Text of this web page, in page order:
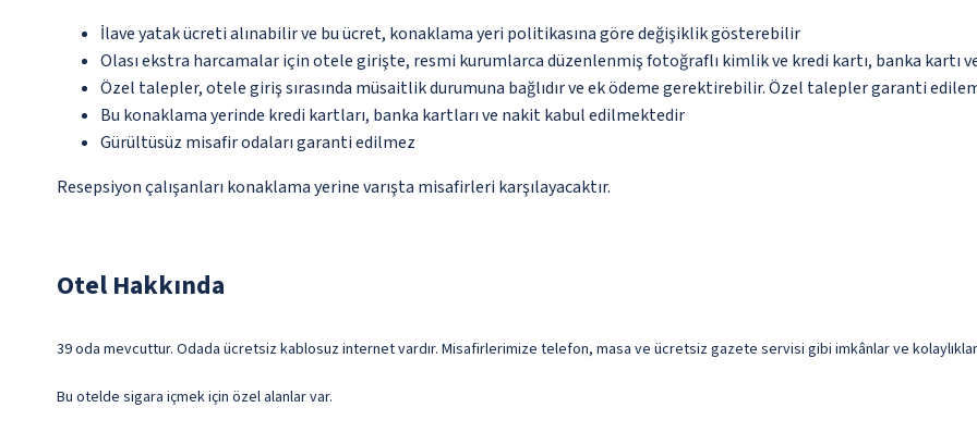
İlave yatak ücreti alınabilir ve bu ücret, konaklama yeri politikasına göre değişiklik gösterebilir
Olası ekstra harcamalar için otele girişte, resmi kurumlarca düzenlenmiş fotoğraflı kimlik ve kredi kartı, banka kartı
Özel talepler, otele giriş sırasında müsaitlik durumuna bağlıdır ve ek ödeme gerektirebilir. Özel talepler garanti
Bu konaklama yerinde kredi kartları, banka kartları ve nakit kabul edilmektedir
Gürültüsüz misafir odaları garanti edilmez
Resepsiyon çalışanları konaklama yerine varışta misafirleri karşılayacaktır.
Otel Hakkında
39 oda mevcuttur. Odada ücretsiz kablosuz internet vardır. Misafirlerimize telefon, masa ve ücretsiz gazete servisi gibi imkânlar ve kolaylıklar
Bu otelde sigara içmek için özel alanlar var.